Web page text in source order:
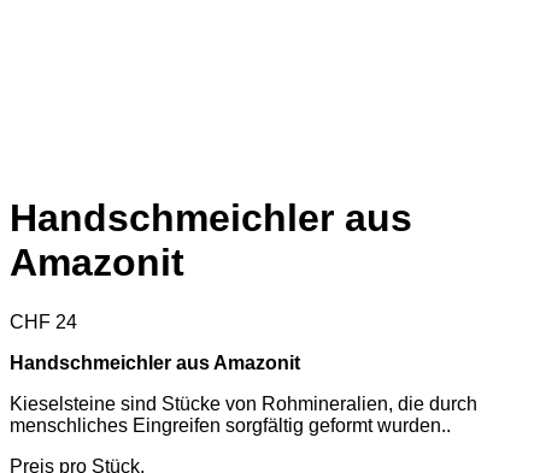
Handschmeichler aus
Amazonit
CHF 24
Handschmeichler aus Amazonit
Kieselsteine sind Stücke von Rohmineralien, die durch
menschliches Eingreifen sorgfältig geformt wurden..
Preis pro Stück.